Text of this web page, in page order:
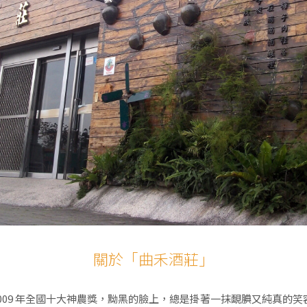
關於「曲禾酒莊」
年全國十大神農獎，黝黑的臉上，總是掛著一抹靦腆又純真的笑